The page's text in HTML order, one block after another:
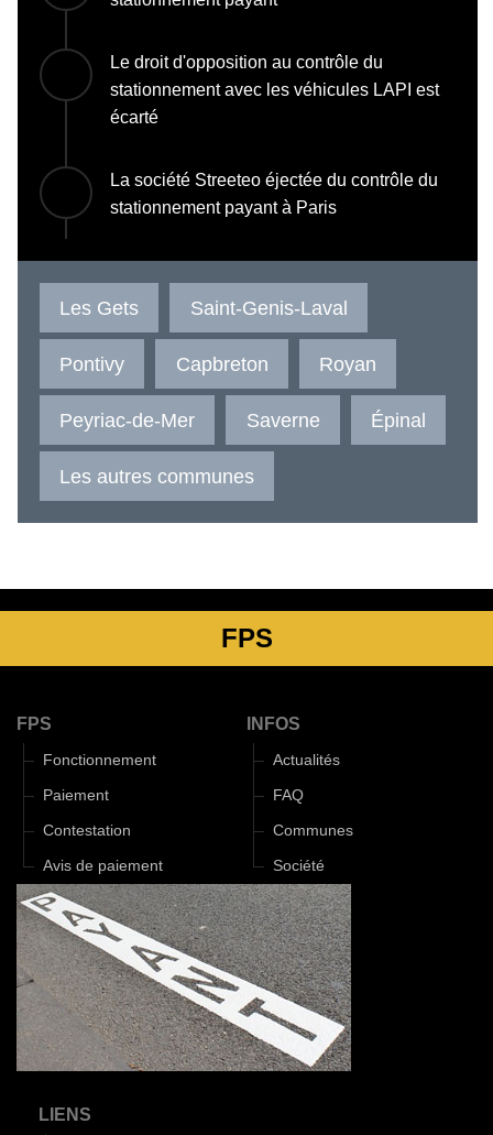
Le droit d'opposition au contrôle du
stationnement avec les véhicules LAPI est
écarté
La société Streeteo éjectée du contrôle du
stationnement payant à Paris
Les Gets Saint-Genis-Laval
Pontivy Capbreton Royan
Peyriac-de-Mer Saverne Épinal
Les autres communes
FPS
FPS
Fonctionnement
Paiement
Contestation
Avis de paiement
INFOS
Actualités
FAQ
Communes
Société
LIENS